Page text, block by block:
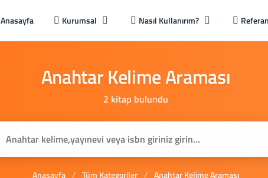
Anasayfa Kurumsal Nasıl Kullanırım?
AnahtarKelimeAraması
2 kitap bulundu
Anasayfa / Tüm Kategoriler / Anahtar Kelime Araması